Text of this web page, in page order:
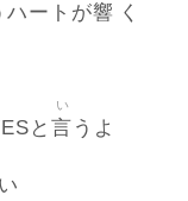
ハートが響 く
と 言
い
うよ